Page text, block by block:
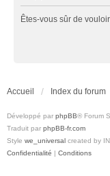
Êtes-vous sûr de
Accueil Index du forum
Développé par phpBB® Forum
Traduit par phpBB-fr.com
Style we_universal created by
Confidentialité | Conditions